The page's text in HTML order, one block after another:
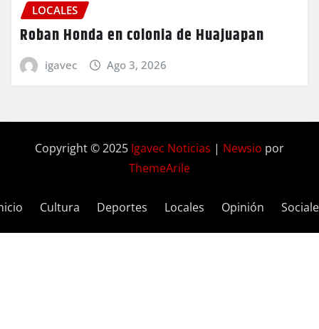
LOCALES
Roban Honda en colonia de Huajuapan
igavec Ago 3, 2026
Copyright © 2025 Igavec Noticias | Newsio por
ThemeArile
Cultura Deportes Locales Opinión